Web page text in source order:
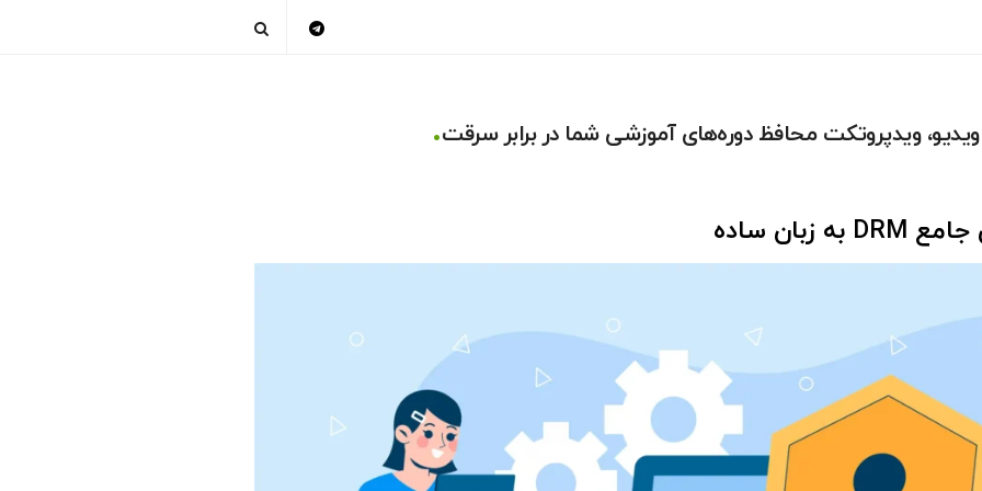
ویدپروتکت محافظ دوره‌های آموزشی شما در برابر سرقت.